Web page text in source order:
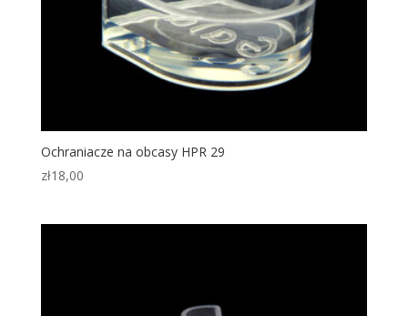
Ochraniacze na obcasy HPR 29
zł18,00